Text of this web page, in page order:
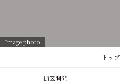
Image photo
トップ
街区開発